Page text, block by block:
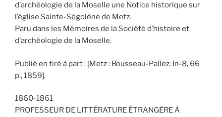
d’archéologie de la Moselle une Notice historique sur
l’église Sainte-Ségolène de Metz.
Paru dans les Mémoires de la Société d’histoire et
d’archéologie de la Moselle.
Publié en tiré à part : [Metz : Rousseau-Pallez. In-8, 66
p., 1859].
1860-1861
PROFESSEUR DE LITTÉRATURE ÉTRANGÈRE À